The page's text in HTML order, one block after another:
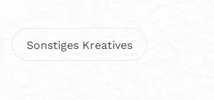
Sonstiges Kreatives